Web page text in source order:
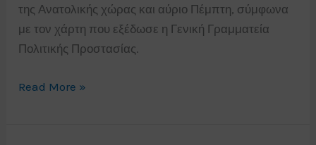
της Ανατολικής χώρας και αύριο Πέμπτη, σύμφωνα
με τον χάρτη που εξέδωσε η Γενική Γραμματεία
Πολιτικής Προστασίας.
Χάρτης
Read More »